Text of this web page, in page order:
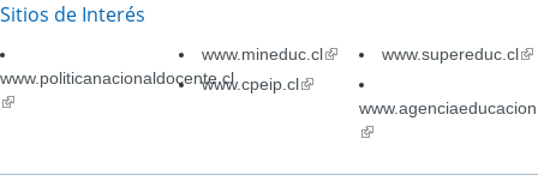
Sitios de Interés
www.politicanacionaldocente.cl
(link
www.mineduc.cl(link
external)
www.supereduc.cl
www.cpeip.cl(link
external)(link